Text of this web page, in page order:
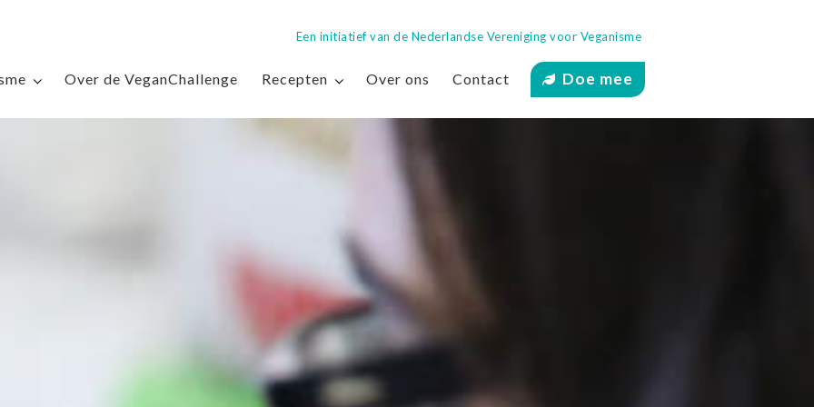
Een initiatief van de Nederlandse Vereniging voor Veganisme
Over de VeganChallenge Recepten Over ons Contact Doe mee